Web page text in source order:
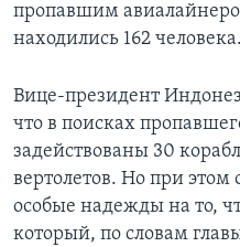
пропавшим
находились 162 человека.
Вице-президент
что в поисках
задействованы 30
вертолетов. Но при этом
особые надежды на то,
который, по словам